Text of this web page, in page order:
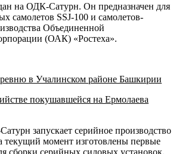
на ОДК-Сатурн. Он предназначен для
самолетов SSJ-100 и самолетов-
Объединенной
(ОАК) «Ростеха».
в Учалинском районе Башкирии
покушавшейся на Ермолаева
запускает серийное производство
текущий момент изготовлены первые
сборки серийных силовых установок.